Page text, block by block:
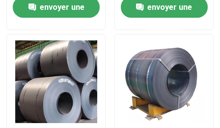
Au sujet de nous
Visite d'usine
Contrôle de qualité
envoyer une envoyer une